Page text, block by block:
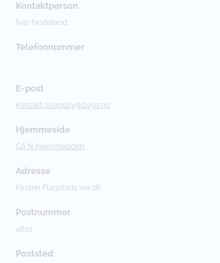
Kontaktperson
Ivar Nodeland
Telefonnummer
E-post
kontakt@vagsbygd.vgs.no
Hjemmeside
Gå til hjemmesiden
Adresse
Kirsten Flagstads vei 26
Postnummer
4621
Poststed